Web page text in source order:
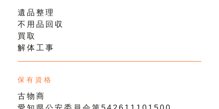
遺品整理
不用品回収
買取
解体工事
保有資格
古物商